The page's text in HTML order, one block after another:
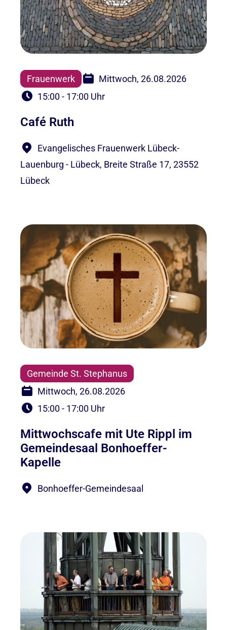
Frauenwerk
Mittwoch, 26.08.2026
15:00 - 17:00 Uhr
Café Ruth
Evangelisches Frauenwerk Lübeck-
Lauenburg - Lübeck, Breite Straße 17, 23552
Lübeck
Gemeinde St. Stephanus
Mittwoch, 26.08.2026
15:00 - 17:00 Uhr
Mittwochscafe mit Ute Rippl im
Gemeindesaal Bonhoeffer-
Kapelle
Bonhoeffer-Gemeindesaal